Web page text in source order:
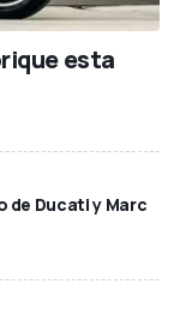
esta
de Ducati y Marc